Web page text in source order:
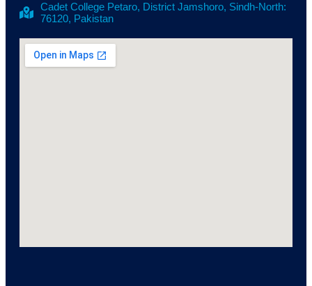
Cadet College Petaro, District Jamshoro, Sindh-North:
76120, Pakistan